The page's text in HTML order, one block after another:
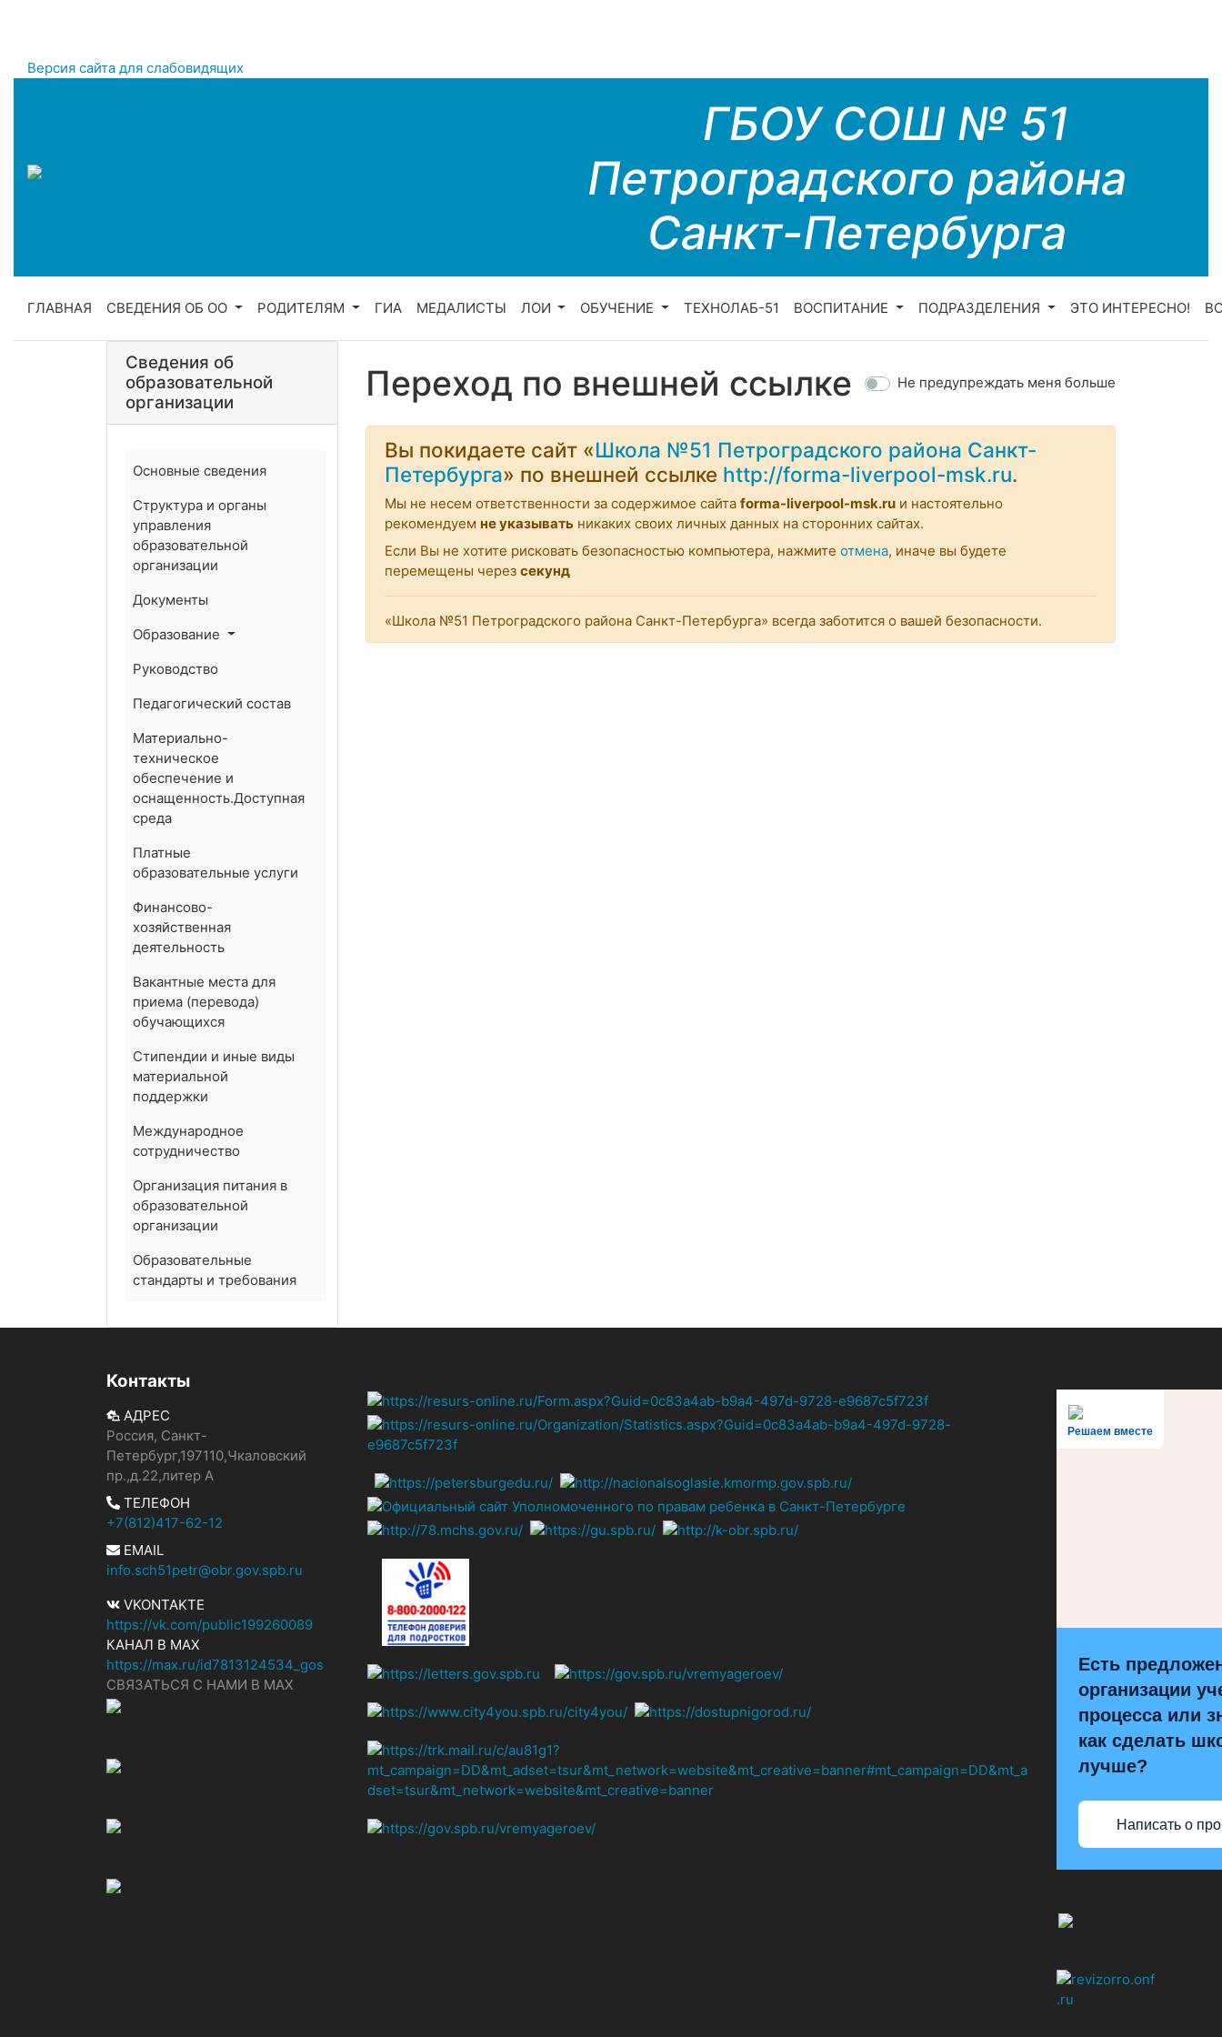
Версия сайта для слабовидящих
ГБОУ СОШ № 51
Петроградского района
Санкт-Петербурга
ГЛАВНАЯ СВЕДЕНИЯ ОБ ОО РОДИТЕЛЯМ ГИА МЕДАЛИСТЫ ЛОИ ОБУЧЕНИЕ ТЕХНОЛАБ-51 ВОСПИТАНИЕ ПОДРАЗДЕЛЕНИЯ ЭТО ИНТЕРЕСНО!
Сведения об
образовательной
организации
Основные сведения
Структура и органы
управления
образовательной
организации
Документы
Образование
Руководство
Педагогический состав
Материально-
техническое
обеспечение и
оснащенность.Доступная
среда
Платные
образовательные услуги
Финансово-
хозяйственная
деятельность
Вакантные места для
приема (перевода)
обучающихся
Стипендии и иные виды
материальной
поддержки
Международное
сотрудничество
Организация питания в
образовательной
организации
Образовательные
стандарты и требования
Переход по внешней ссылке Не предупреждать меня больше
Вы покидаете сайт «Школа №51 Петроградского района Санкт-
Петербурга» по внешней ссылке http://forma-liverpool-msk.ru.
Мы не несем ответственности за содержимое сайта forma-liverpool-msk.ru и настоятельно
рекомендуем не указывать никаких своих личных данных на сторонних сайтах.
Если Вы не хотите рисковать безопасностью компьютера, нажмите отмена, иначе вы будете
перемещены через секунд
«Школа №51 Петроградского района Санкт-Петербурга» всегда заботится о вашей безопасности.
Контакты
АДРЕС
Россия, Санкт-
Петербург,197110,Чкаловский
пр.,д.22,литер А
ТЕЛЕФОН
+7(812)417-62-12
EMAIL
info.sch51petr@obr.gov.spb.ru
VKONTAKTE
https://vk.com/public199260089
КАНАЛ В MAX
https://max.ru/id7813124534_gos
СВЯЗАТЬСЯ С НАМИ В МАХ
Решаем вместе
Есть
организации
процесса или
как сделать
лучше?
Написать о